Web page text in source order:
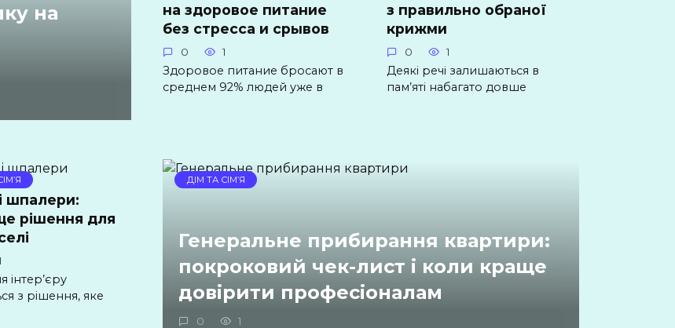
на
на здоровое питание
без стресса и срывов
0 1
Здоровое питание бросают в
среднем 92% людей уже в
з правильно обраної
крижми
0 1
Деякі речі залишаються в
пам’яті набагато довше
шпалери:
рішення для
інтер’єру
з рішення, яке
ДІМ ТА СІМ’Я
Генеральне прибирання квартири:
покроковий чек-лист і коли краще
довірити професіоналам
0 1